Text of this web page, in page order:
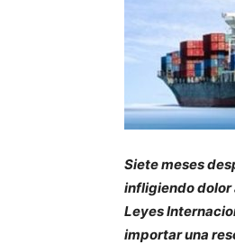
Siete meses
infligiendo dolor
Leyes
importar una